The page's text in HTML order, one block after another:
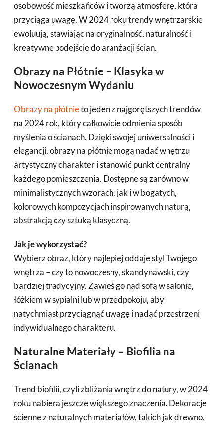
osobowość mieszkańców i tworzą atmosferę, która
przyciąga uwagę. W 2024 roku trendy wnętrzarskie
ewoluują, stawiając na oryginalność, naturalność i
kreatywne podejście do aranżacji ścian.
Obrazy na Płótnie – Klasyka w
Nowoczesnym Wydaniu
Obrazy na płótnieto jeden z najgorętszych trendów
na 2024 rok, który całkowicie odmienia sposób
myślenia o ścianach. Dzięki swojej uniwersalności i
elegancji, obrazy na płótnie mogą nadać wnętrzu
artystyczny charakter i stanowić punkt centralny
każdego pomieszczenia. Dostępne są zarówno w
minimalistycznych wzorach, jak i w bogatych,
kolorowych kompozycjach inspirowanych naturą,
abstrakcją czy sztuką klasyczną.
Jak je wykorzystać?
Wybierz obraz, który najlepiej oddaje styl Twojego
wnętrza – czy to nowoczesny, skandynawski, czy
bardziej tradycyjny. Zawieś go nad sofą w salonie,
łóżkiem w sypialni lub w przedpokoju, aby
natychmiast przyciągnąć uwagę i nadać przestrzeni
indywidualnego charakteru.
Naturalne Materiały – Biofilia na
Ścianach
Trend biofilii, czyli zbliżania wnętrz do natury, w 2024
roku nabiera jeszcze większego znaczenia. Dekoracje
ścienne z naturalnych materiałów, takich jak drewno,